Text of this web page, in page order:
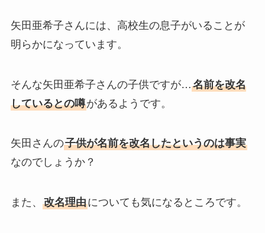
矢田亜希子さんには、高校生の息子がいることが
明らかになっています。
そんな矢田亜希子さんの子供ですが…名前を改名
しているとの噂があるようです。
矢田さんの子供が名前を改名したというのは事実
なのでしょうか？
また、 改名理由についても気になるところです。